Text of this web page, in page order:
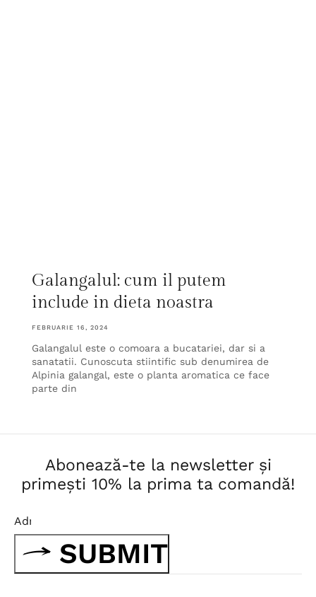
Galangalul: cum il putem
include in dieta noastra
FEBRUARIE 16, 2024
Galangalul este o comoara a bucatariei, dar si a
sanatatii. Cunoscuta stiintific sub denumirea de
Alpinia galangal, este o planta aromatica ce face
parte din
Abonează-te la newsletter și
primești 10% la prima ta comandă!
SUBMIT